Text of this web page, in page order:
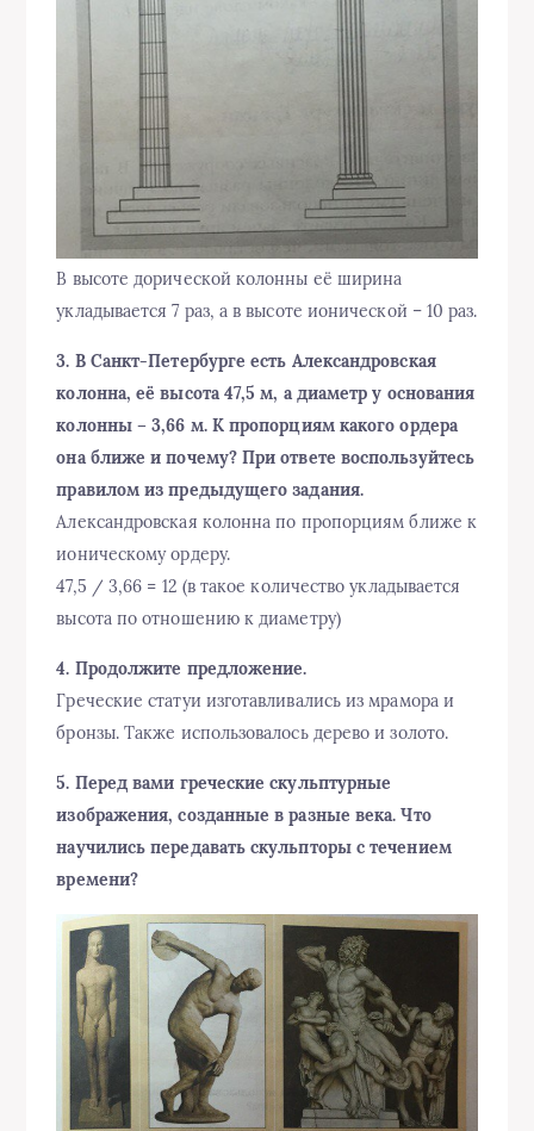
В высоте дорической колонны её ширина
укладывается 7 раз, а в высоте ионической – 10 раз.
3. В Санкт-Петербурге есть Александровская
колонна, её высота 47,5 м, а диаметр у основания
колонны – 3,66 м. К пропорциям какого ордера
она ближе и почему? При ответе воспользуйтесь
правилом из предыдущего задания.
Александровская колонна по пропорциям ближе к
ионическому ордеру.
47,5 / 3,66 = 12 (в такое количество укладывается
высота по отношению к диаметру)
4. Продолжите предложение.
Греческие статуи изготавливались из мрамора и
бронзы. Также использовалось дерево и золото.
5. Перед вами греческие скульптурные
изображения, созданные в разные века. Что
научились передавать скульпторы с течением
времени?